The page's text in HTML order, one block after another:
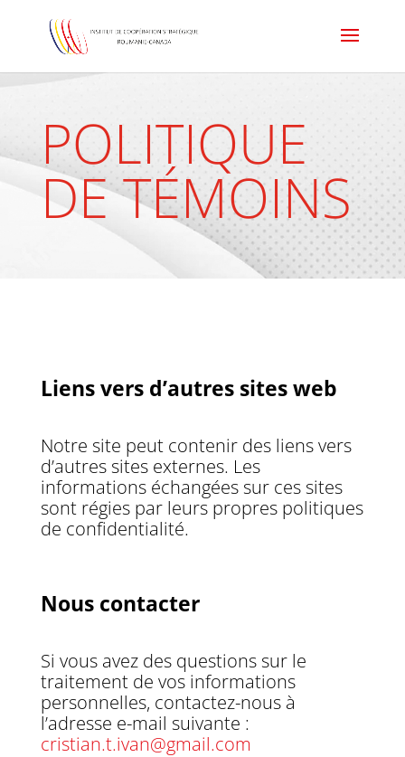
POLITIQUE
DE TÉMOINS
Liens vers d’autres sites web
Notre site peut contenir des liens vers
d’autres sites externes. Les
informations échangées sur ces sites
sont régies par leurs propres politiques
de confidentialité.
Nous contacter
Si vous avez des questions sur le
traitement de vos informations
personnelles, contactez-nous à
l’adresse e-mail suivante :
cristian.t.ivan@gmail.com